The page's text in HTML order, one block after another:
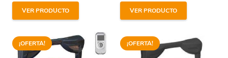
VER PRODUCTO VER PRODUCTO
¡OFERTA! ¡OFERTA!